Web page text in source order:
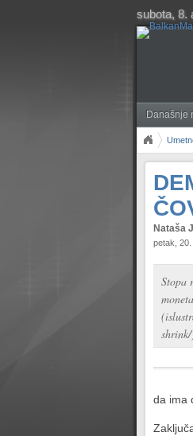
subota, 8.
Današnje
Nataša
petak,
Stopa
da ima